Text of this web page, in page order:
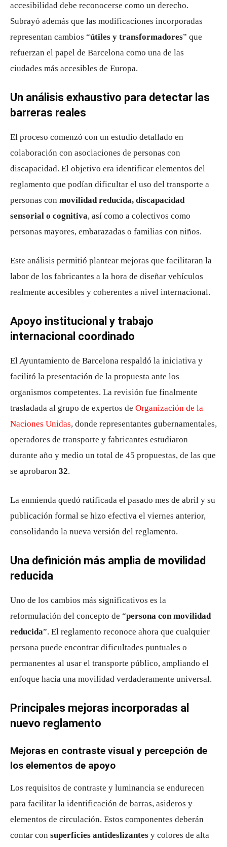
accesibilidad debe reconocerse como un derecho.
Subrayó además que las modificaciones incorporadas
representan cambios “útiles y transformadores” que
refuerzan el papel de Barcelona como una de las
ciudades más accesibles de Europa.
Un análisis exhaustivo para detectar las
barreras reales
El proceso comenzó con un estudio detallado en
colaboración con asociaciones de personas con
discapacidad. El objetivo era identificar elementos del
reglamento que podían dificultar el uso del transporte a
personas con movilidad reducida, discapacidad
sensorial o cognitiva, así como a colectivos como
personas mayores, embarazadas o familias con niños.
Este análisis permitió plantear mejoras que facilitaran la
labor de los fabricantes a la hora de diseñar vehículos
realmente accesibles y coherentes a nivel internacional.
Apoyo institucional y trabajo
internacional coordinado
El Ayuntamiento de Barcelona respaldó la iniciativa y
facilitó la presentación de la propuesta ante los
organismos competentes. La revisión fue finalmente
trasladada al grupo de expertos de Organización de la
Naciones Unidas, donde representantes gubernamentales,
operadores de transporte y fabricantes estudiaron
durante año y medio un total de 45 propuestas, de las que
se aprobaron 32.
La enmienda quedó ratificada el pasado mes de abril y su
publicación formal se hizo efectiva el viernes anterior,
consolidando la nueva versión del reglamento.
Una definición más amplia de movilidad
reducida
Uno de los cambios más significativos es la
reformulación del concepto de “persona con movilidad
reducida”. El reglamento reconoce ahora que cualquier
persona puede encontrar dificultades puntuales o
permanentes al usar el transporte público, ampliando el
enfoque hacia una movilidad verdaderamente universal.
Principales mejoras incorporadas al
nuevo reglamento
Mejoras en contraste visual y percepción de
los elementos de apoyo
Los requisitos de contraste y luminancia se endurecen
para facilitar la identificación de barras, asideros y
elementos de circulación. Estos componentes deberán
contar con superficies antideslizantes y colores de alta